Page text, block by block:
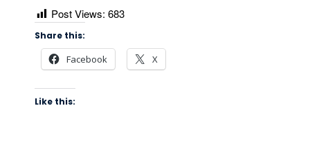
Post Views: 683
Share this:
Facebook X
Like this: